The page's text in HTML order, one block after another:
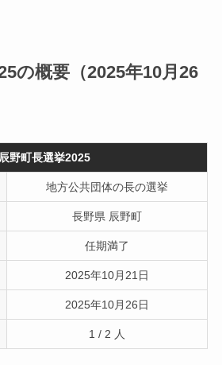
の概要（2025年10月26
辰野町長選挙2025
地方公共団体の長の選挙
長野県 辰野町
任期満了
2025年10月21日
2025年10月26日
1 / 2 人